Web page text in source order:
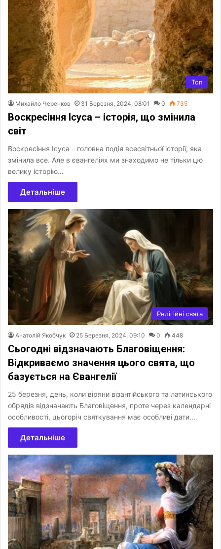
Топ
Михайло Черенков 31 Березня, 2024, 08:01 0 735
Воскресіння Ісуса – історія, що змінила
світ
Воскресіння Ісуса – головна подія всесвітньої історії, яка
змінила все. Але в євангеліях ми знаходимо не тільки цю
велику історію…
Детальніше
Релігійні свята
Анатолій Якобчук 25 Березня, 2024, 09:10 0 448
Сьогодні відзначають Благовіщення:
Відкриваємо значення цього свята, що
базується на Євангелії
25 березня, день, коли віряни візантійського та латинського
обрядів відзначають Благовіщення, проте через календарні
особливості, цьогоріч святкування має особливі дати.…
Детальніше